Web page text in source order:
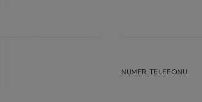
NUMER TELEFONU